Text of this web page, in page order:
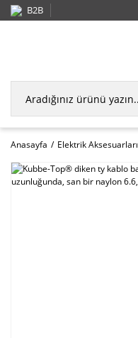
B2B
Anasayfa Elektrik Aksesuarları